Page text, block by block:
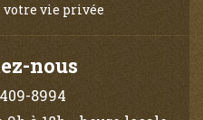
votre vie privée
nous
8994